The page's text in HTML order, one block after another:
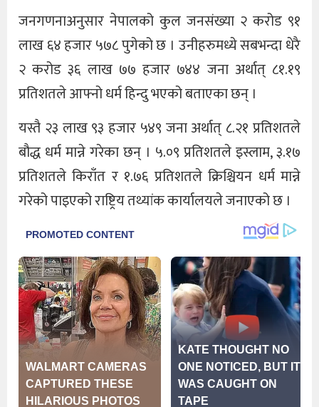
जनगणनाअनुसार नेपालको कुल जनसंख्या २ करोड ९१
लाख ६४ हजार ५७८ पुगेको छ । उनीहरुमध्ये सबभन्दा धेरै
२ करोड ३६ लाख ७७ हजार ७४४ जना अर्थात् ८१.१९
प्रतिशतले आफ्नो धर्म हिन्दु भएको बताएका छन् ।
यस्तै २३ लाख ९३ हजार ५४९ जना अर्थात् ८.२१ प्रतिशतले
बौद्ध धर्म मान्ने गरेका छन् । ५.०९ प्रतिशतले इस्लाम, ३.१७
प्रतिशतले किराँत र १.७६ प्रतिशतले क्रिश्चियन धर्म मान्ने
गरेको पाइएको राष्ट्रिय तथ्यांक कार्यालयले जनाएको छ ।